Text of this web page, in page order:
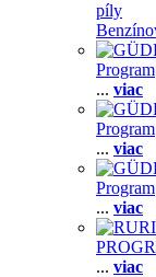
píly
Program
... viac
Program
... viac
Program
... viac
... viac